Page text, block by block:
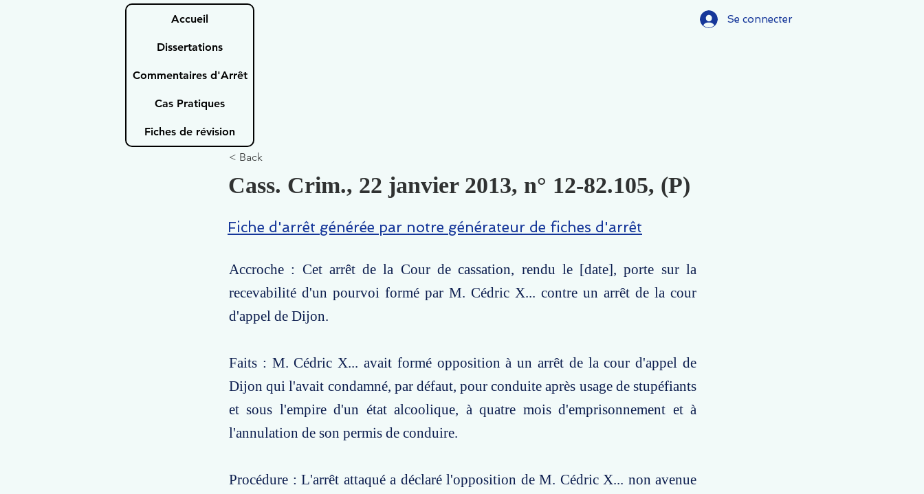
Accueil
Dissertations
Commentaires d'Arrêt
Cas Pratiques
Fiches de révision
Se connecter
< Back
Cass. Crim., 22 janvier 2013, n° 12-82.105, (P)
Fiche d'arrêt générée par notre générateur de fiches d'arrêt
Accroche : Cet arrêt de la Cour de cassation, rendu le [date], porte sur la
recevabilité d'un pourvoi formé par M. Cédric X... contre un arrêt de la cour
d'appel de Dijon.
Faits : M. Cédric X... avait formé opposition à un arrêt de la cour d'appel de
Dijon qui l'avait condamné, par défaut, pour conduite après usage de stupéfiants
et sous l'empire d'un état alcoolique, à quatre mois d'emprisonnement et à
l'annulation de son permis de conduire.
Procédure : L'arrêt attaqué a déclaré l'opposition de M. Cédric X... non avenue